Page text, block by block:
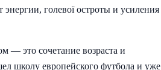
голевої остроты и усиления
— это сочетание возраста и
школу европейского футбола и уже